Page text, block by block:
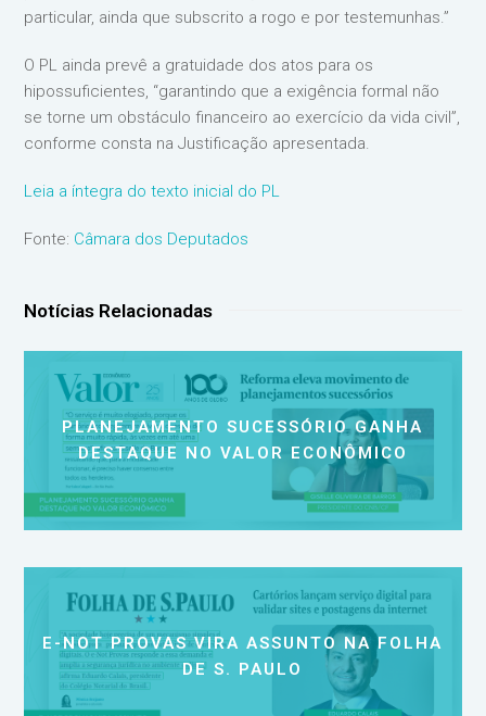
particular, ainda que subscrito a rogo e por testemunhas.”
O PL ainda prevê a gratuidade dos atos para os
hipossuficientes, “garantindo que a exigência formal não
se torne um obstáculo financeiro ao exercício da vida civil”,
conforme consta na Justificação apresentada.
Leia a íntegra do texto inicial do PL
Fonte: Câmara dos Deputados
Notícias Relacionadas
PLANEJAMENTO SUCESSÓRIO GANHA
DESTAQUE NO VALOR ECONÔMICO
E-NOT PROVAS VIRA ASSUNTO NA FOLHA
DE S. PAULO